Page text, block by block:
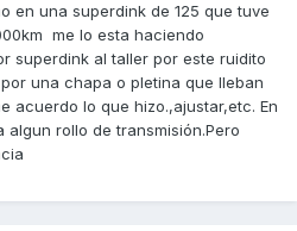
en una superdink de 125 que tuve
me lo esta haciendo
superdink al taller por este ruidito
una chapa o pletina que lleban
acuerdo lo que hizo.,ajustar,etc. En
rollo de transmisión.Pero